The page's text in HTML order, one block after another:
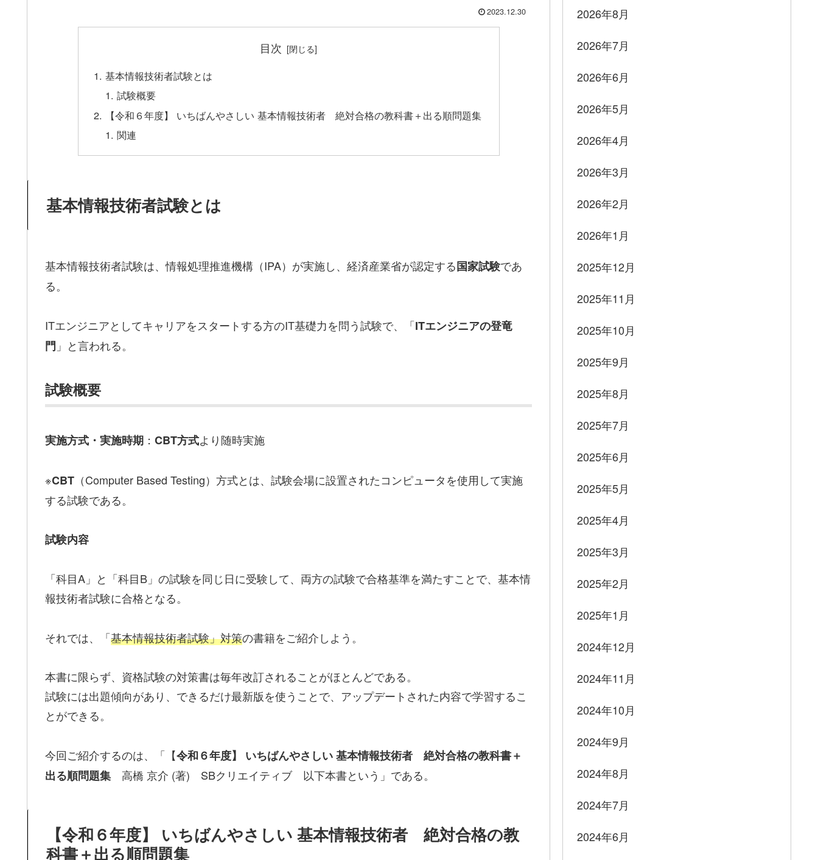
2023.12.30
目次
基本情報技術者試験とは
試験概要
【令和６年度】 いちばんやさしい 基本情報技術者 絶対合格の教科書＋出る順問題集
関連
基本情報技術者試験とは
基本情報技術者試験は、情報処理推進機構（IPA）が実施し、経済産業省が認定する国家試験であ
る。
ITエンジニアとしてキャリアをスタートする方のIT基礎力を問う試験で、「ITエンジニアの登竜
門 」と言われる。
試験概要
実施方式・実施時期 ： CBT方式より随時実施
※CBT （Computer Based Testing）方式とは、試験会場に設置されたコンピュータを使用して実施
する試験である。
試験内容
「科目A」と「科目B」の試験を同じ日に受験して、両方の試験で合格基準を満たすことで、基本情
報技術者試験に合格となる。
それでは、「基本情報技術者試験」対策の書籍をご紹介しよう。
本書に限らず、資格試験の対策書は毎年改訂されることがほとんどである。
試験には出題傾向があり、できるだけ最新版を使うことで、アップデートされた内容で学習するこ
とができる。
今回ご紹介するのは、「【令和６年度】 いちばんやさしい 基本情報技術者 絶対合格の教科書＋
出る順問題集 高橋 京介 (著) SBクリエイティブ 以下本書という」である。
【令和６年度】 いちばんやさしい 基本情報技術者 絶対合格の教
科書＋出る順問題集
2026年8月
2026年7月
2026年6月
2026年5月
2026年4月
2026年3月
2026年2月
2026年1月
2025年12月
2025年11月
2025年10月
2025年9月
2025年8月
2025年7月
2025年6月
2025年5月
2025年4月
2025年3月
2025年2月
2025年1月
2024年12月
2024年11月
2024年10月
2024年9月
2024年8月
2024年7月
2024年6月